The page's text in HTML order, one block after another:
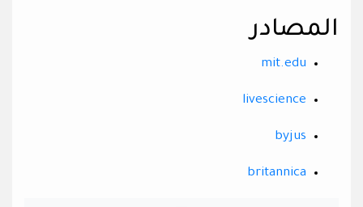
المصادر
mit.edu
livescience
byjus
britannica